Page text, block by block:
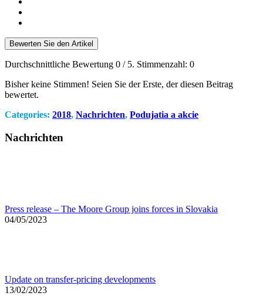
Bewerten Sie den Artikel
Durchschnittliche Bewertung 0 / 5. Stimmenzahl: 0
Bisher keine Stimmen! Seien Sie der Erste, der diesen Beitrag
bewertet.
Categories: 2018, Nachrichten, Podujatia a akcie
Nachrichten
Press release – The Moore Group joins forces in Slovakia
04/05/2023
Update on transfer-pricing developments
13/02/2023